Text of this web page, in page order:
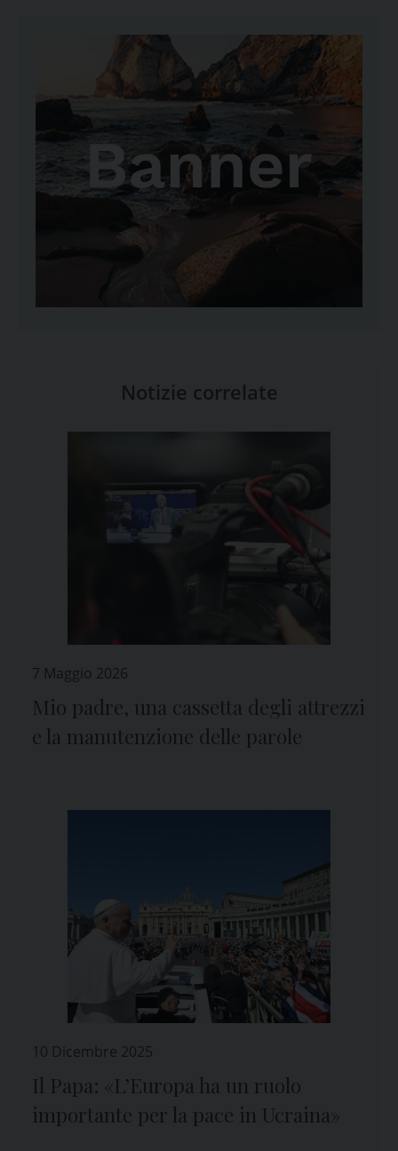
Notizie correlate
7 Maggio 2026
Mio padre, una cassetta degli attrezzi
e la manutenzione delle parole
10 Dicembre 2025
Il Papa: «L’Europa ha un ruolo
importante per la pace in Ucraina»